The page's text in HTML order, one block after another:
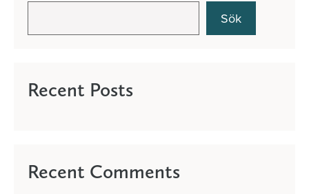
Sök
Recent Posts
Recent Comments